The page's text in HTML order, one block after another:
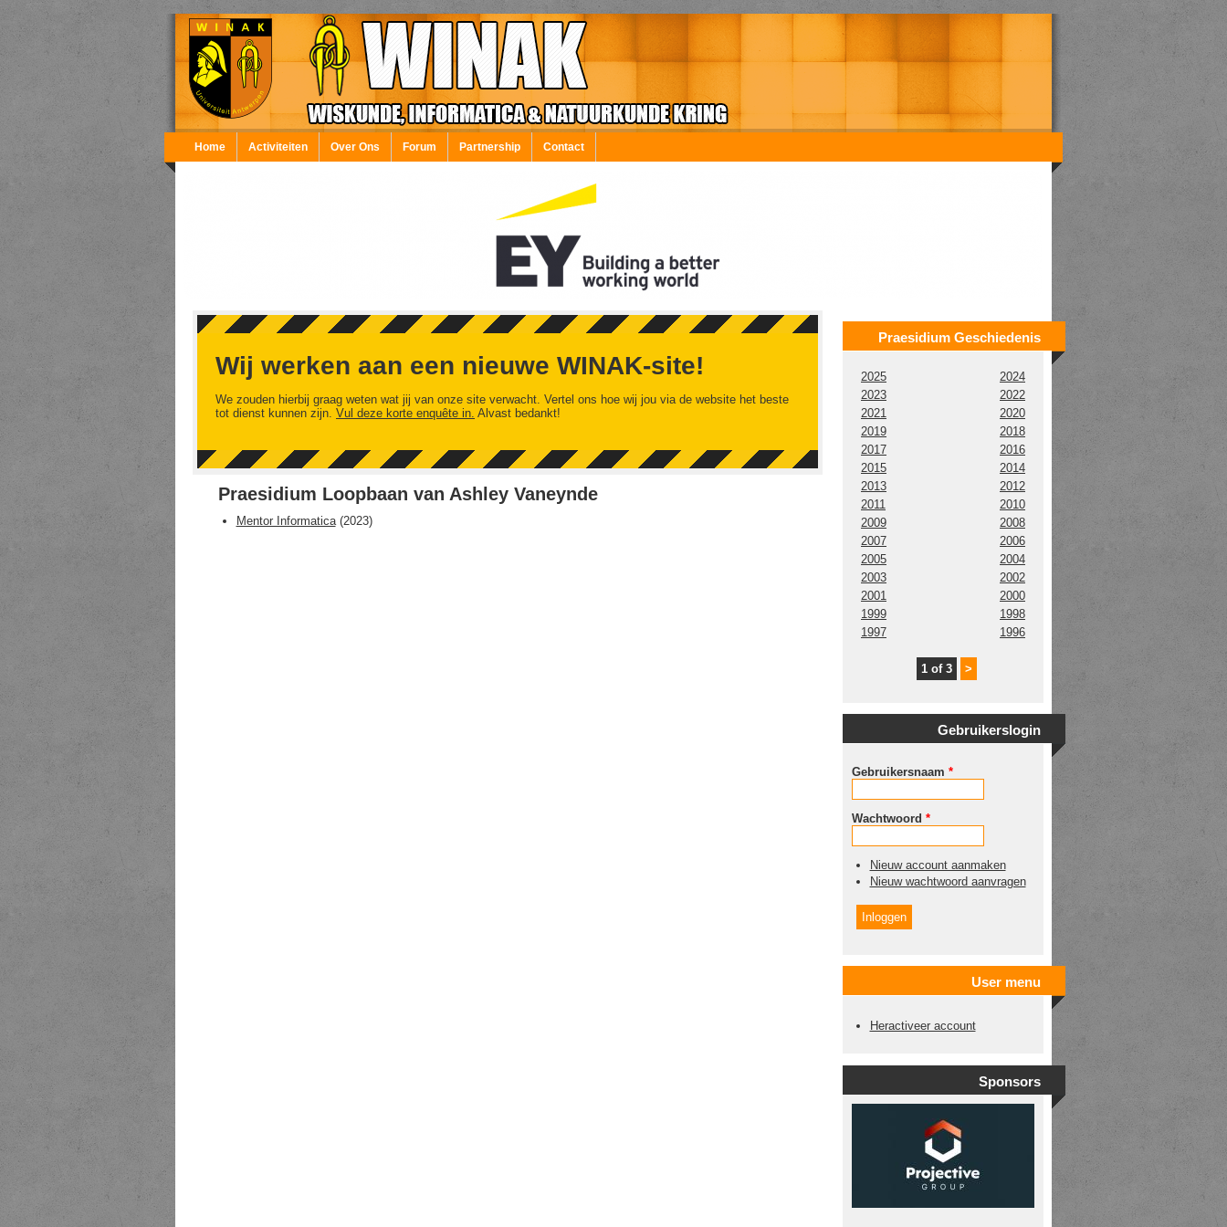
Overslaan en naar de inhoud gaan
Home Activiteiten Over Ons Forum Partnership Contact
Wij werken aan een nieuwe WINAK-site!
We zouden hierbij graag weten wat jij van onze site verwacht. Vertel ons hoe wij jou via de website het beste
tot dienst kunnen zijn. Vul deze korte enquête in. Alvast bedankt!
Praesidium Loopbaan van Ashley Vaneynde
Mentor Informatica(2023)
Praesidium Geschiedenis
2025
2024
2023
2022
2021
2020
2019
2018
2017
2016
2015
2014
2013
2012
2011
2010
2009
2008
2007
2006
2005
2004
2003
2002
2001
2000
1999
1998
1997
1996
1 of 3 >
Gebruikerslogin
Gebruikersnaam *
Wachtwoord *
Nieuw account aanmaken
Nieuw wachtwoord aanvragen
User menu
Heractiveer account
Sponsors